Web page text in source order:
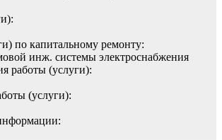
по капитальному ремонту:
инж. системы электроснабжения
работы (услуги):
(услуги):